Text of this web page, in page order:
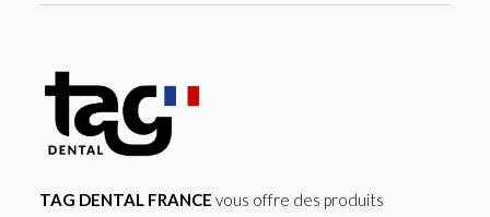
TAG DENTAL FRANCE vous offre des produits